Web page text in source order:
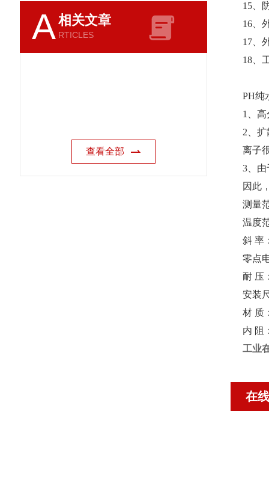
A相关文章
RTICLES
查看全部
15、
16、
17、
18、
PH纯
1、
2、
离子
3、
因此
测量
温度
斜
零点
耐 压
安装
材 质
内 阻
工业
在